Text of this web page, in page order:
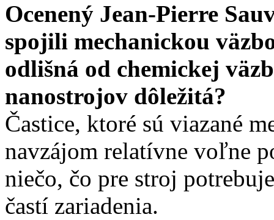
Ocenený Jean-Pierre
spojili mechanickou
odlišná od chemickej
nanostrojov dôležitá?
Častice, ktoré sú viazané
navzájom relatívne voľne
niečo, čo pre stroj
častí zariadenia.